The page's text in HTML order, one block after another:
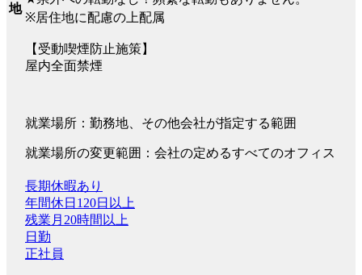
地
※居住地に配慮の上配属
【受動喫煙防止施策】
屋内全面禁煙
就業場所：勤務地、その他会社が指定する範囲
就業場所の変更範囲：会社の定めるすべてのオフィス
長期休暇あり
年間休日120日以上
残業月20時間以上
日勤
正社員